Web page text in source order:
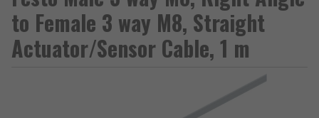
to Female 3 way M8, Straight
Actuator/Sensor Cable, 1 m